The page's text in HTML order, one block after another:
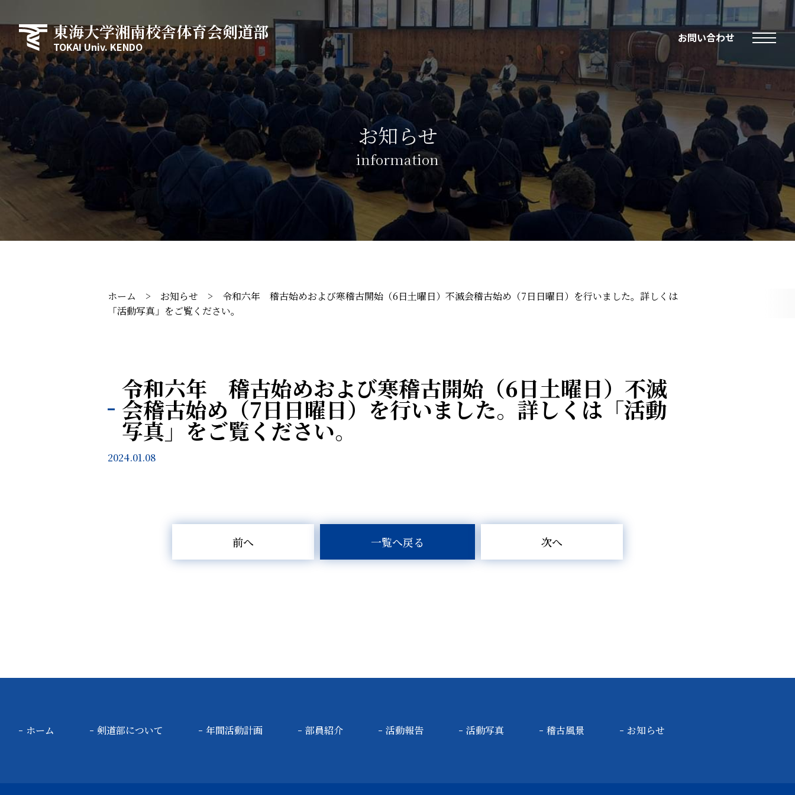
東海大学湘南校舎体育会剣道部
TOKAI Univ. KENDO
お問い合わせ
お知らせ
information
ホーム > お知らせ > 令和六年 稽古始めおよび寒稽古開始（6日土曜日）不滅会稽古始め（7日日曜日）を行いました。詳しくは
「活動写真」をご覧ください。
令和六年 稽古始めおよび寒稽古開始（6日土曜日）不滅
会稽古始め（7日日曜日）を行いました。詳しくは「活動
写真」をご覧ください。
2024.01.08
前へ 一覧へ戻る 次へ
ホーム 剣道部について 年間活動計画 部員紹介 活動報告 活動写真 稽古風景 お知らせ